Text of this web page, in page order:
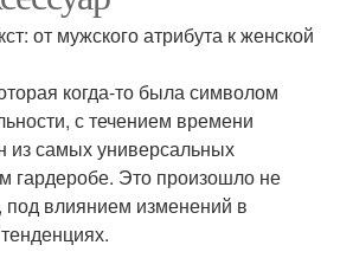
от мужского атрибута к женской
когда-то была символом
с течением времени
из самых универсальных
гардеробе. Это произошло не
под влиянием изменений в